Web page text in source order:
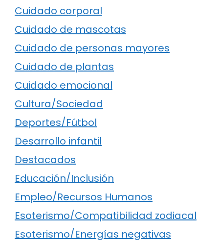
Cuidado corporal
Cuidado de mascotas
Cuidado de personas mayores
Cuidado de plantas
Cuidado emocional
Cultura/Sociedad
Deportes/Fútbol
Desarrollo infantil
Destacados
Educación/Inclusión
Empleo/Recursos Humanos
Esoterismo/Compatibilidad zodiacal
Esoterismo/Energías negativas